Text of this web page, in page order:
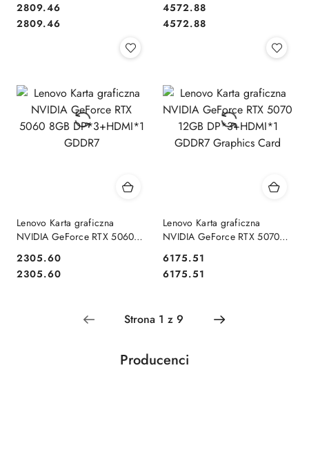
192bit 2DP/2HDMI
Cena:
2809.46
Cena:
2809.46 Cena:
4572.88
Cena:
4572.88
Lenovo Karta graficzna
NVIDIA GeForce RTX 5060
Cena:
2305.60
Cena:
2305.60
Lenovo Karta graficzna
NVIDIA GeForce RTX 5070
Graphics Card
Cena:
6175.51
Cena:
6175.51
Pomiń karuzelę producentów
Producenci